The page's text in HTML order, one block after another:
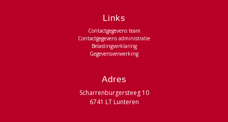
Links
Contactgegevens team
Contactgegevens administratie
Belastingverklaring
Gegevensverwerking
Adres
Scharrenburgersteeg 10
6741 LT Lunteren